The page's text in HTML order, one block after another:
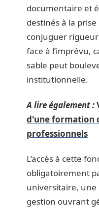
documentaire et
destinés à la prise
conjuguer
face à l’imprévu,
sable peut
institutionnelle.
A lire également :
d'une formation
professionnels
L’accès à cette
obligatoirement
universitaire, une
gestion ouvrant